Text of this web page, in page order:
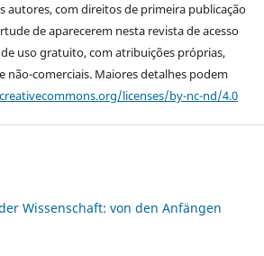
autores, com direitos de primeira publicação
de aparecerem nesta revista de acesso
uso gratuito, com atribuições próprias,
não-comerciais. Maiores detalhes podem
licenses/by-nc-nd/4.0